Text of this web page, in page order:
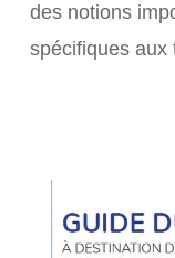
des notions
spécifiques aux